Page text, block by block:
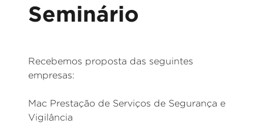
Seminário
Recebemos proposta das seguintes
empresas:
Mac Prestação de Serviços de Segurança e
Vigilância